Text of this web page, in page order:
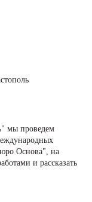
мы проведем
Основа", на
и рассказать